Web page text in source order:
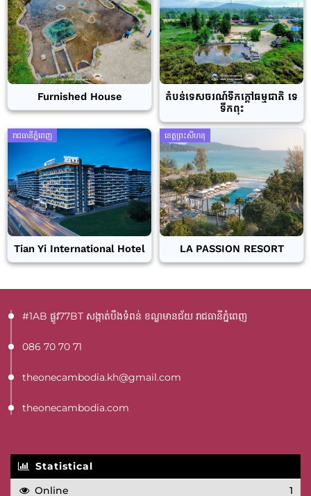
Furnished House
តំបន់ទេសចរណ៍ទឹកក្តៅធម្មជាតិ ទេ
ទឹកពុះ
រាជធានីភ្នំពេញ
Tian Yi International Hotel
ខេត្តព្រះសីហនុ
LA PASSION RESORT
#1AB ផ្លូវ77BT​ សង្កាត់បឹងទំពន់ ខណ្ឌមានជ័យ រាជធានីភ្នំពេញ
086 70 70 71
theonecambodia.kh@gmail.com
theonecambodia.com
Statistical
Online
1